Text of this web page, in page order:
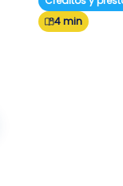
4 min